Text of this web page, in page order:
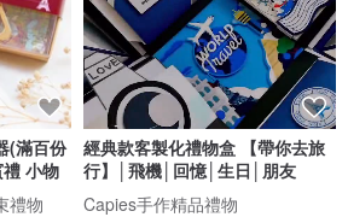
(滿百份
小物
禮物
經典款客製化禮物盒 【帶你去旅
行】│飛機│回憶│生日│朋友
Capies手作精品禮物